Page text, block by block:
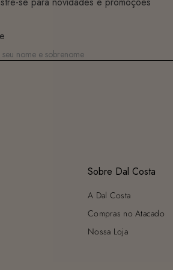
Sobre Dal Costa
A Dal Costa
Compras no Atacado
Nossa Loja